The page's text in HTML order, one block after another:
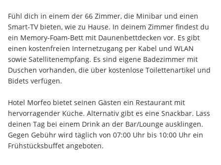
Fühl dich in einem der 66 Zimmer, die Minibar und einen
Smart-TV bieten, wie zu Hause. In deinem Zimmer findest du
ein Memory-Foam-Bett mit Daunenbettdecken vor. Es gibt
einen kostenfreien Internetzugang per Kabel und WLAN
sowie Satellitenempfang. Es sind eigene Badezimmer mit
Duschen vorhanden, die über kostenlose Toilettenartikel und
Bidets verfügen.
Hotel Morfeo bietet seinen Gästen ein Restaurant mit
hervorragender Küche. Alternativ gibt es eine Snackbar. Lass
deinen Tag bei einem Drink an der Bar/Lounge ausklingen.
Gegen Gebühr wird täglich von 07:00 Uhr bis 10:00 Uhr ein
Frühstücksbuffet angeboten.